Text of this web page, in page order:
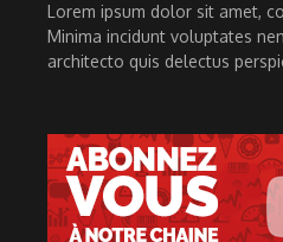
Lorem ipsum dolor sit amet,
Minima incidunt voluptates
architecto quis delectus